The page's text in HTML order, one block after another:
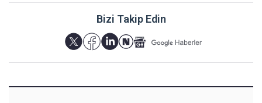
Bizi Takip Edin